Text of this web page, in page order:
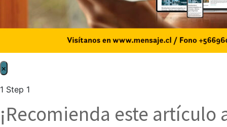
×
1 Step 1
¡Recomienda este artículo